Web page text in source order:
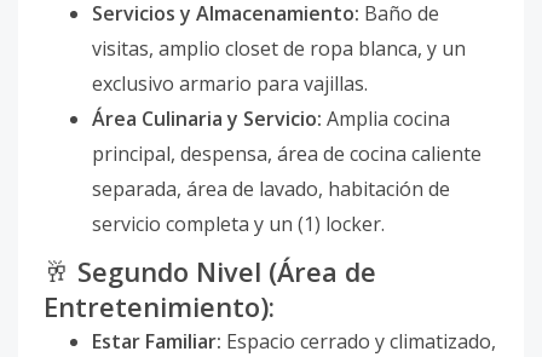
Servicios y Almacenamiento: Baño de
visitas, amplio closet de ropa blanca, y un
exclusivo armario para vajillas.
Área Culinaria y Servicio: Amplia cocina
principal, despensa, área de cocina caliente
separada, área de lavado, habitación de
servicio completa y un (1) locker.
🥂 Segundo Nivel (Área de
Entretenimiento):
Estar Familiar: Espacio cerrado y climatizado,